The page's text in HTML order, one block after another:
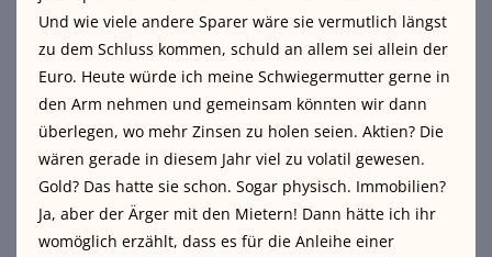
Und wie viele andere Sparer wäre sie vermutlich längst
zu dem Schluss kommen, schuld an allem sei allein der
Euro. Heute würde ich meine Schwiegermutter gerne in
den Arm nehmen und gemeinsam könnten wir dann
überlegen, wo mehr Zinsen zu holen seien. Aktien? Die
wären gerade in diesem Jahr viel zu volatil gewesen.
Gold? Das hatte sie schon. Sogar physisch. Immobilien?
Ja, aber der Ärger mit den Mietern! Dann hätte ich ihr
womöglich erzählt, dass es für die Anleihe einer